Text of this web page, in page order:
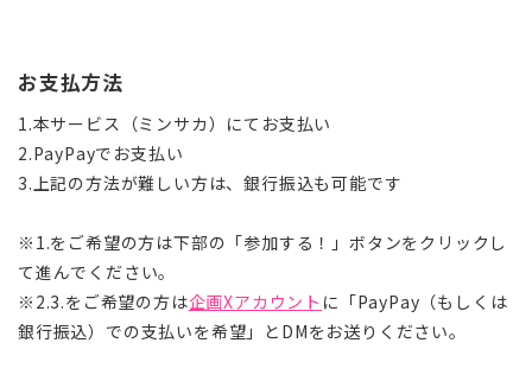
お支払方法
1.本サービス（ミンサカ）にてお支払い
2.PayPayでお支払い
3.上記の方法が難しい方は、銀行振込も可能です
※1.をご希望の方は下部の「参加する！」ボタンをクリックし
て進んでください。
※2.3.をご希望の方は企画Xアカウント に「PayPay（もしくは
銀行振込）での支払いを希望」とDMをお送りください。